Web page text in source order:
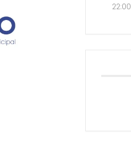
22:00